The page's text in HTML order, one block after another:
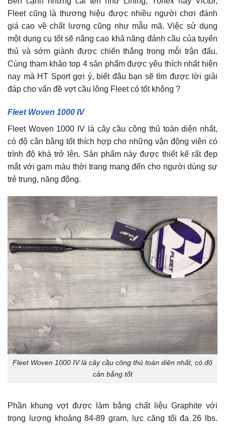
Fleet cũng là thương hiệu được nhiều người chơi đánh
giá cao về chất lượng cũng như mẫu mã. Việc sử dụng
một dụng cụ tốt sẽ nâng cao khả năng đánh cầu của tuyển
thủ và sớm giành được chiến thắng trong mỗi trận đấu.
Cùng tham khảo top 4 sản phẩm được yêu thích nhất hiện
nay mà HT Sport gợi ý, biết đâu bạn sẽ tìm được lời giải
đáp cho vấn đề vợt cầu lông Fleet có tốt không ?
Fleet Woven 1000 IV
Fleet Woven 1000 IV là cây cầu công thủ toàn diện nhất,
có độ cân bằng tốt thích hợp cho những vận động viên có
trình độ khá trở lên. Sản phẩm này được thiết kế rất đẹp
mắt với gam màu thời trang mang đến cho người dùng sự
trẻ trung, năng động.
Fleet Woven 1000 IV là cây cầu công thủ toàn diện nhất, có độ
cân bằng tốt
Phần khung vợt được làm bằng chất liệu Graphite với
trọng lượng khoảng 84-89 gram, lực căng tối đa 26 lbs.